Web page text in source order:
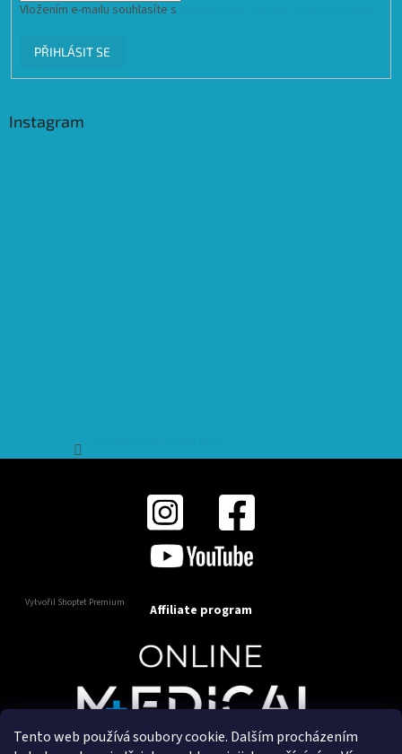
Tento web používá soubory cookie. Dalším procházením
Vložením e-mailu souhlasíte s
PŘIHLÁSIT SE
Instagram
Vytvořil Shoptet Premium Affiliate program